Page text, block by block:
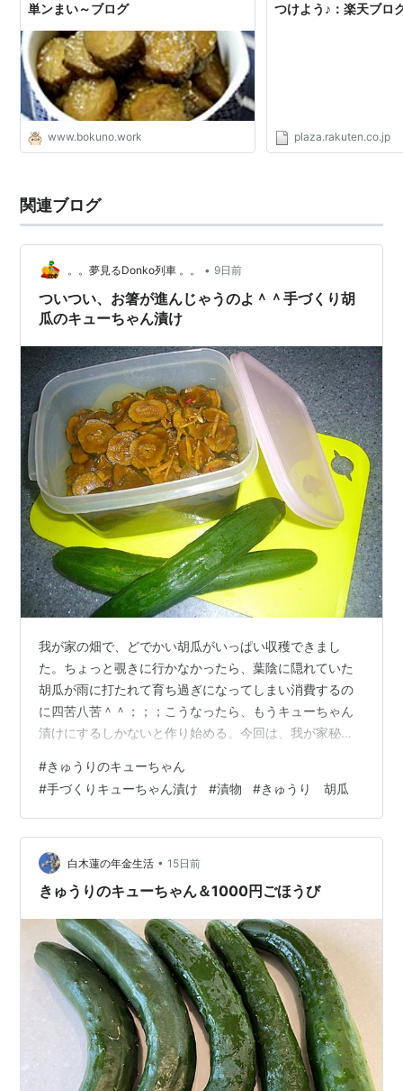
単ンまい～ブログ
www.bokuno.work
つけよう♪：楽天ブロ
plaza.rakuten.co.jp
関連ブログ
。。夢見るDonko列車 。。 • 9日前
ついつい、お箸が進んじゃうのよ＾＾手づくり胡
瓜のキューちゃん漬け
我が家の畑で、どでかい胡瓜がいっぱい収穫できまし
た。ちょっと覗きに行かなかったら、葉陰に隠れていた
胡瓜が雨に打たれて育ち過ぎになってしまい消費するの
に四苦八苦＾＾；；；こうなったら、もうキューちゃん
漬けにするしかないと作り始める。今回は、我が家秘伝
す。。。分量さえキッチリしておけば、三度沸騰させる
だけの火加減いらず、ほっとくだけできゅうり自身が美
味しなるチョー簡単なキューちゃん漬けです＾＾是非ト
ライしてみてください。 ＜材 料＞ ・きゅうり １kg（小
/ 約8～10本、大 / 約4～5本） ・生姜 １片 ・鷹の爪 １本
・しょうゆ 300リット…
#きゅうりのキューちゃん
#手づくりキューちゃん漬け #漬物 #きゅうり 胡瓜
白木蓮の年金生活 • 15日前
きゅうりのキューちゃん＆1000円ごほうび